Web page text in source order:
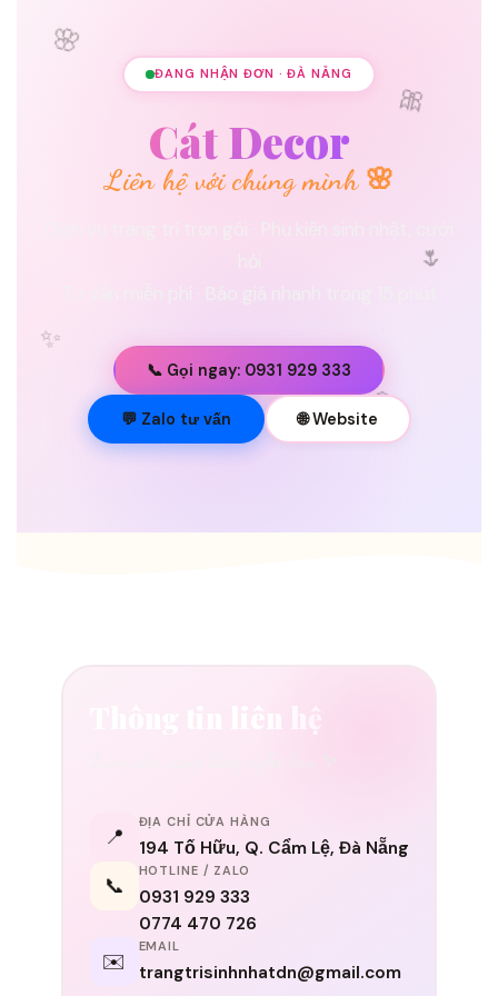
🌸
🎀
✨
🌷
💐
ĐANG NHẬN ĐƠN · ĐÀ NẴNG
Cát Decor
Liên hệ với chúng mình 🌸
📞 Gọi ngay: 0931 929 333
💬 Zalo tư vấn 🌐 Website
Thông tin liên hệ
📍
ĐỊA CHỈ CỬA HÀNG
194 Tố Hữu, Q. Cẩm Lệ, Đà Nẵng
📞
HOTLINE / ZALO
0931 929 333
0774 470 726
✉️
EMAIL
trangtrisinhnhatdn@gmail.com